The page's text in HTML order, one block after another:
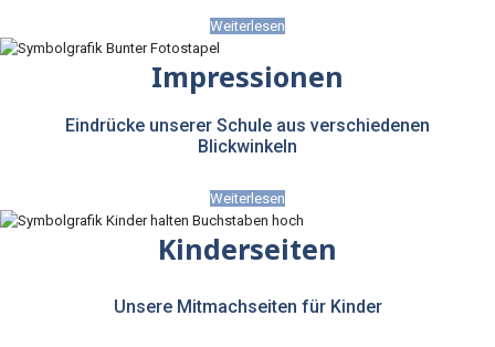
Weiterlesen
Impressionen
Eindrücke unserer Schule aus verschiedenen
Blickwinkeln
Weiterlesen
Kinderseiten
Unsere Mitmachseiten für Kinder